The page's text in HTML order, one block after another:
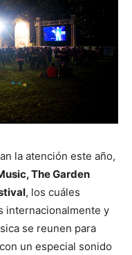
la atención este año,
The Garden
, los cuáles
internacionalmente y
se reunen para
un especial sonido